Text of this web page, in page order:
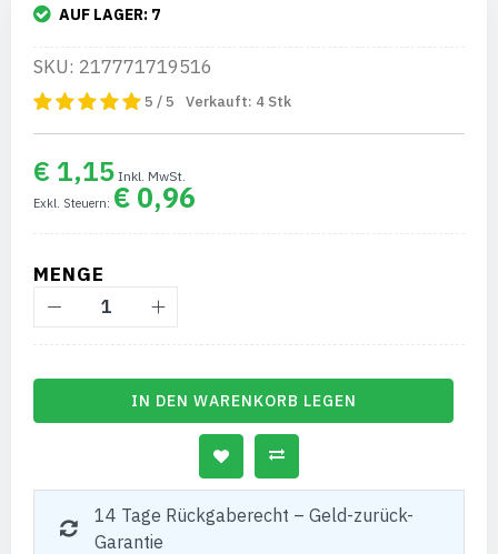
AUF LAGER: 7
SKU: 217771719516
5 / 5 Verkauft: 4 Stk
€ 1,15
€ 0,96
MENGE
IN DEN WARENKORB LEGEN
14 Tage Rückgaberecht – Geld-zurück-
Garantie